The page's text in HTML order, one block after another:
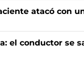
atacó con
el conductor se